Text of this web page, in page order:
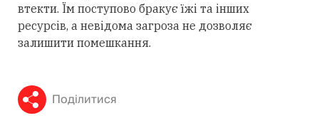
втекти. Їм поступово бракує їжі та інших
ресурсів, а невідома загроза не дозволяє
залишити помешкання.
Поділитися